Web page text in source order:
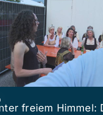
freiem Himmel: